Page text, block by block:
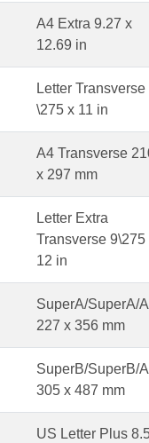
A4 Extra 9.27 x
12.69 in
Letter Transverse
\275 x 11 in
A4 Transverse
x 297 mm
Letter Extra
Transverse 9\275
12 in
SuperA/SuperA/
227 x 356 mm
SuperB/SuperB/
305 x 487 mm
US Letter Plus